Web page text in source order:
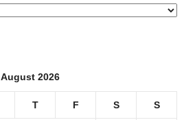
August 2026
T F S S